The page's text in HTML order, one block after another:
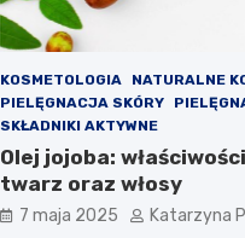
KOSMETOLOGIA
NATURALNE
PIELĘGNACJA SKÓRY
SKŁADNIKI AKTYWNE
Olej jojoba:
twarz oraz włosy
7 maja 2025 Katarzyna